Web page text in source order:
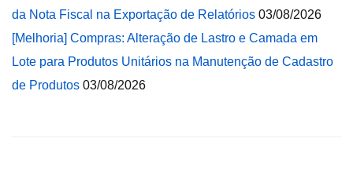
da Nota Fiscal na Exportação de Relatórios 03/08/2026
[Melhoria] Compras: Alteração de Lastro e Camada em
Lote para Produtos Unitários na Manutenção de Cadastro
de Produtos 03/08/2026